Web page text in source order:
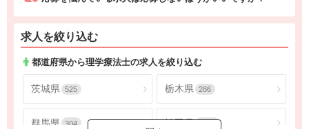
求人を絞り込む
都道府県から理学療法士の求人を絞り込む
茨城県 525 栃木県 286
群馬県 304 埼玉県